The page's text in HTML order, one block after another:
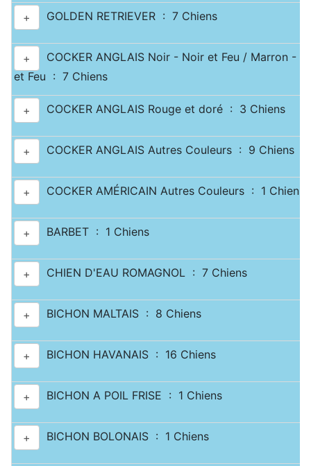
+ GOLDEN RETRIEVER : 7 Chiens
+
COCKER ANGLAIS Noir - Noir et Feu / Marron -
et Feu : 7 Chiens
+ COCKER ANGLAIS Rouge et doré : 3 Chiens
+ COCKER ANGLAIS Autres Couleurs : 9 Chiens
+ COCKER AMÉRICAIN Autres Couleurs : 1 Chiens
+ BARBET : 1 Chiens
+ CHIEN D'EAU ROMAGNOL : 7 Chiens
+ BICHON MALTAIS : 8 Chiens
+ BICHON HAVANAIS : 16 Chiens
+ BICHON A POIL FRISE : 1 Chiens
+ BICHON BOLONAIS : 1 Chiens